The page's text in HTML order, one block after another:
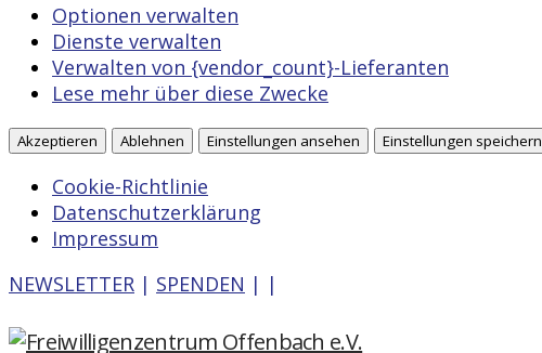
Optionen verwalten
Dienste verwalten
Verwalten von {vendor_count}-Lieferanten
Lese mehr über diese Zwecke
Akzeptieren Ablehnen Einstellungen ansehen Einstellungen speichern
Cookie-Richtlinie
Datenschutzerklärung
Impressum
NEWSLETTER | SPENDEN | |